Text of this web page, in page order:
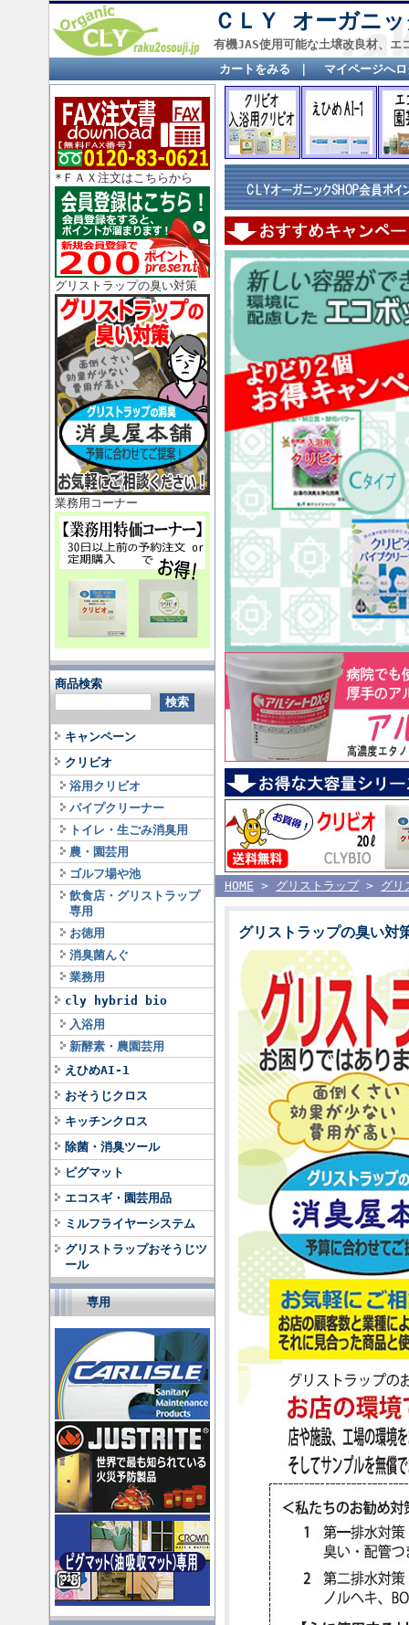
ＣＬＹ オーガニッ
有機JAS使用可能な土壌改良材、エ
カートをみる
マイページへ
*ＦＡＸ注文はこちらから
グリストラップの臭い対策
業務用コーナー
商品検索
キャンペーン
クリビオ
浴用クリビオ
パイプクリーナー
トイレ・生ごみ消臭用
農・園芸用
ゴルフ場や池
飲食店・グリストラップ
専用
お徳用
消臭菌んぐ
業務用
cly hybrid bio
入浴用
新酵素・農園芸用
えひめAI-1
おそうじクロス
キッチンクロス
除菌・消臭ツール
ピグマット
エコスギ・園芸用品
ミルフライヤーシステム
グリストラップおそうじツ
ール
専用
HOME > グリストラップ> グリ
グリストラップの臭い対